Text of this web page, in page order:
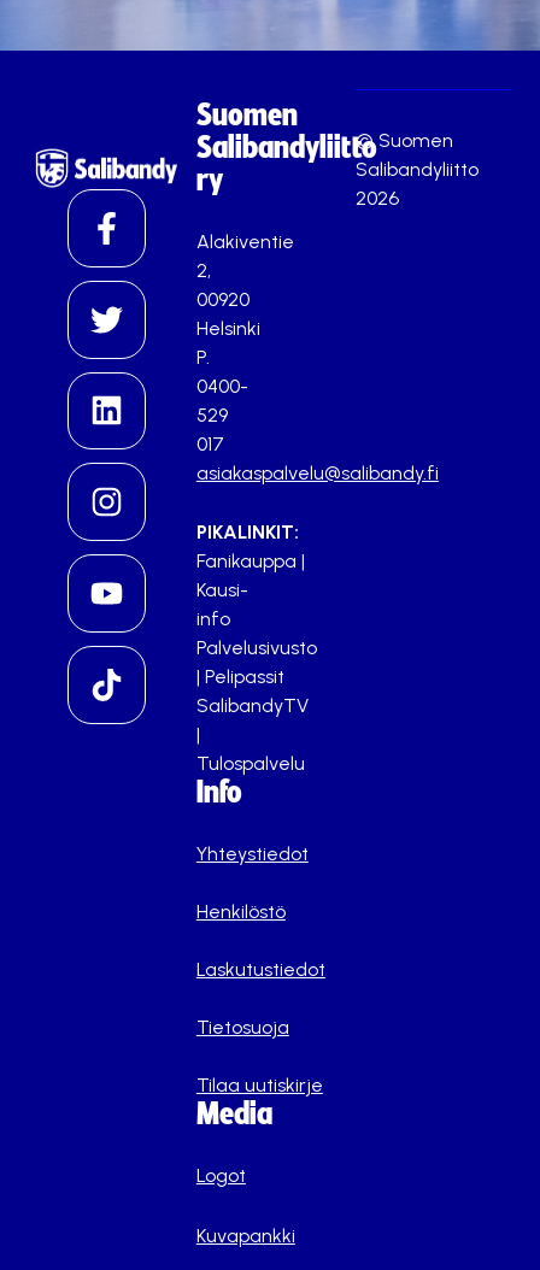
Suomen
Salibandyliitto
ry
Alakiventie
2,
00920
Helsinki
P.
0400-
529
017
asiakaspalvelu@salibandy.fi
PIKALINKIT:
Fanikauppa |
Kausi-
info
Palvelusivusto
| Pelipassit
SalibandyTV
|
Tulospalvelu
Info
Yhteystiedot
Henkilöstö
Laskutustiedot
Tietosuoja
Tilaa uutiskirje
Media
Logot
Kuvapankki
© Suomen
Salibandyliitto
2026